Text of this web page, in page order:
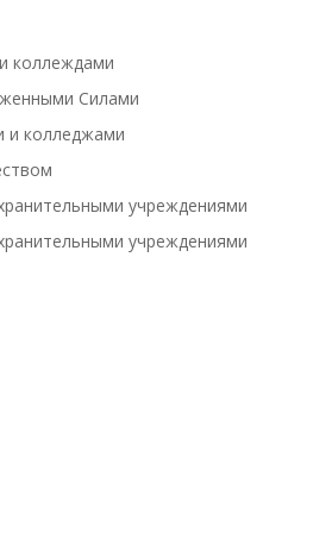
коллеждами
Силами
и колледжами
учреждениями
учреждениями